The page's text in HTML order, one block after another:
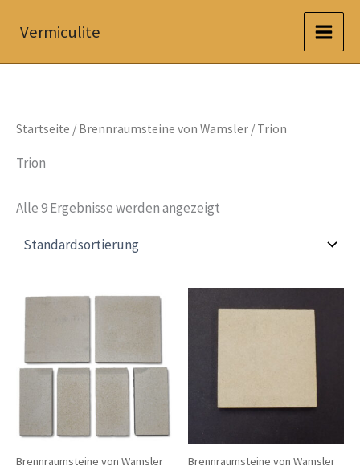
InhaltVermiculite
Startseite / Brennraumsteine von Wamsler / Trion
Trion
Alle 9 Ergebnisse werden angezeigt
Brennraumsteine von Wamsler Brennraumsteine von Wamsler